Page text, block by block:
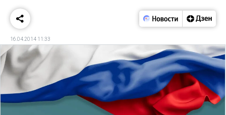
16.04.2014 11:33